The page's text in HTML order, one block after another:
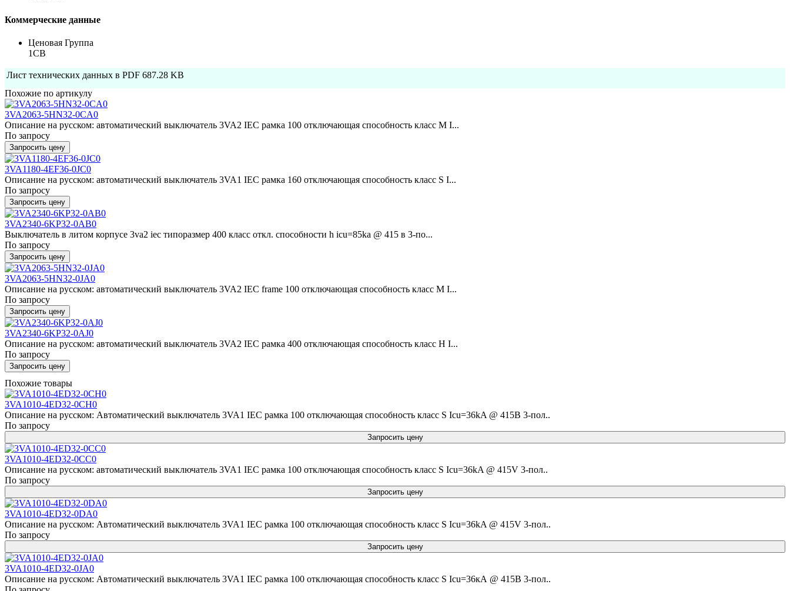
Коммерческие данные
Ценовая Группа
1CB
Лист технических данных в PDF 687.28 KB
Похожие по артикулу
3VA2063-5HN32-0CA0
Описание на русском: автоматический выключатель 3VA2 IEC рамка 100 отключающая способность класс M I...
По запросу
Запросить цену
3VA1180-4EF36-0JC0
Описание на русском: автоматический выключатель 3VA1 IEC рамка 160 отключающая способность класс S I...
По запросу
Запросить цену
3VA2340-6KP32-0AB0
Выключатель в литом корпусе 3va2 iec типоразмер 400 класс откл. способности h icu=85ka @ 415 в 3-по...
По запросу
Запросить цену
3VA2063-5HN32-0JA0
Описание на русском: автоматический выключатель 3VA2 IEC frame 100 отключающая способность класс M I...
По запросу
Запросить цену
3VA2340-6KP32-0AJ0
Описание на русском: автоматический выключатель 3VA2 IEC рамка 400 отключающая способность класс H I...
По запросу
Запросить цену
Похожие товары
3VA1010-4ED32-0CH0
Описание на русском: Автоматический выключатель 3VA1 IEC рамка 100 отключающая способность класс S Icu=36kA @ 415В 3-пол..
По запросу
Запросить цену
3VA1010-4ED32-0CC0
Описание на русском: автоматический выключатель 3VA1 IEC рамка 100 отключающая способность класс S Icu=36kA @ 415V 3-пол..
По запросу
Запросить цену
3VA1010-4ED32-0DA0
Описание на русском: Автоматический выключатель 3VA1 IEC рамка 100 отключающая способность класс S Icu=36kA @ 415V 3-пол..
По запросу
Запросить цену
3VA1010-4ED32-0JA0
Описание на русском: Автоматический выключатель 3VA1 IEC рамка 100 отключающая способность класс S Icu=36кА @ 415В 3-пол..